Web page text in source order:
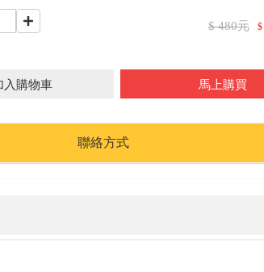
$ 480元 $
馬上購買
入購物車
聯絡方式